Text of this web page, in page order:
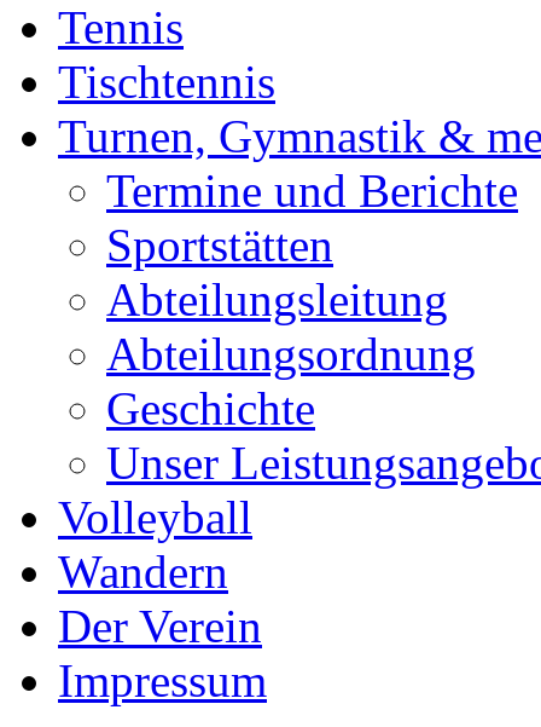
Tennis
Tischtennis
Turnen, Gymnastik &
Termine und Berichte
Sportstätten
Abteilungsleitung
Abteilungsordnung
Geschichte
Unser
Volleyball
Wandern
Der Verein
Impressum